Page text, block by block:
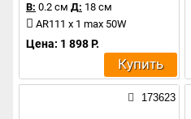
В: 0.2 см Д: 18 см
AR111 x 1 max 50W
Цена: 1 898 Р.
Купить
173623